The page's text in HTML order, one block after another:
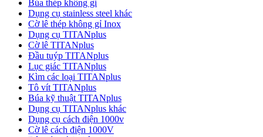
Búa thép không gỉ
Dụng cụ stainless steel khác
Cờ lê thép không gỉ Inox
Dụng cụ TITANplus
Cờ lê TITANplus
Đầu tuýp TITANplus
Lục giác TITANplus
Kìm các loại TITANplus
Tô vít TITANplus
Búa kỹ thuật TITANplus
Dụng cụ TITANplus khác
Dụng cụ cách điện 1000v
Cờ lê cách điện 1000V